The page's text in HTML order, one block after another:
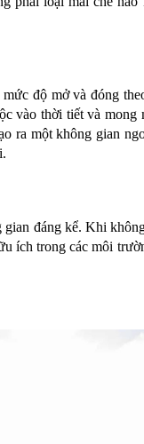
độ mở và đóng
vào thời tiết và
ra một không gian
đáng kể. Khi
ích trong các môi